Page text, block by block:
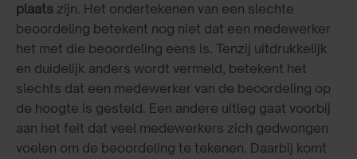
plaats zijn. Het ondertekenen van een slechte
beoordeling betekent nog niet dat een medewerker
het met die beoordeling eens is. Tenzij uitdrukkelijk
en duidelijk anders wordt vermeld, betekent het
slechts dat een medewerker van de beoordeling op
de hoogte is gesteld. Een andere uitleg gaat voorbij
aan het feit dat veel medewerkers zich gedwongen
voelen om de beoordeling te tekenen. Daarbij komt